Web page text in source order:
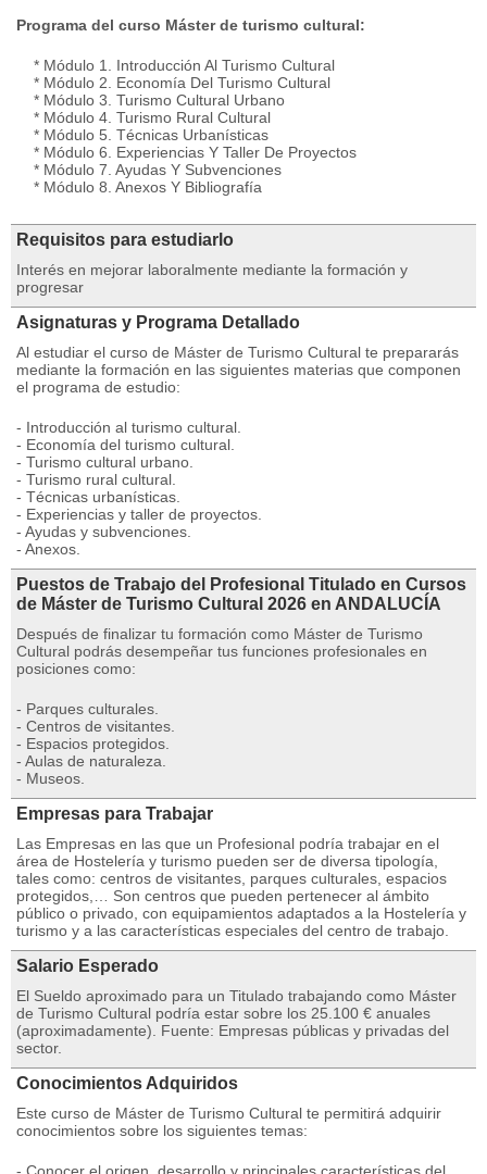
Programa del curso Máster de turismo cultural:
* Módulo 1. Introducción Al Turismo Cultural
* Módulo 2. Economía Del Turismo Cultural
* Módulo 3. Turismo Cultural Urbano
* Módulo 4. Turismo Rural Cultural
* Módulo 5. Técnicas Urbanísticas
* Módulo 6. Experiencias Y Taller De Proyectos
* Módulo 7. Ayudas Y Subvenciones
* Módulo 8. Anexos Y Bibliografía
Requisitos para estudiarlo
Interés en mejorar laboralmente mediante la formación y
progresar
Asignaturas y Programa Detallado
Al estudiar el curso de Máster de Turismo Cultural te prepararás
mediante la formación en las siguientes materias que componen
el programa de estudio:
- Introducción al turismo cultural.
- Economía del turismo cultural.
- Turismo cultural urbano.
- Turismo rural cultural.
- Técnicas urbanísticas.
- Experiencias y taller de proyectos.
- Ayudas y subvenciones.
- Anexos.
Puestos de Trabajo del Profesional Titulado en Cursos
de Máster de Turismo Cultural 2026 en ANDALUCÍA
Después de finalizar tu formación como Máster de Turismo
Cultural podrás desempeñar tus funciones profesionales en
posiciones como:
- Parques culturales.
- Centros de visitantes.
- Espacios protegidos.
- Aulas de naturaleza.
- Museos.
Empresas para Trabajar
Las Empresas en las que un Profesional podría trabajar en el
área de Hostelería y turismo pueden ser de diversa tipología,
tales como: centros de visitantes, parques culturales, espacios
protegidos,… Son centros que pueden pertenecer al ámbito
público o privado, con equipamientos adaptados a la Hostelería y
turismo y a las características especiales del centro de trabajo.
Salario Esperado
El Sueldo aproximado para un Titulado trabajando como Máster
de Turismo Cultural podría estar sobre los 25.100 € anuales
(aproximadamente). Fuente: Empresas públicas y privadas del
sector.
Conocimientos Adquiridos
Este curso de Máster de Turismo Cultural te permitirá adquirir
conocimientos sobre los siguientes temas: